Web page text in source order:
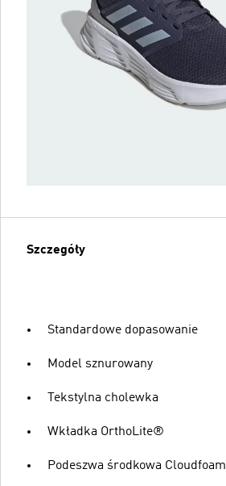
Szczegóły
Standardowe dopasowanie
Model sznurowany
Tekstylna cholewka
Wkładka OrthoLite®
Podeszwa środkowa Cloudfoam